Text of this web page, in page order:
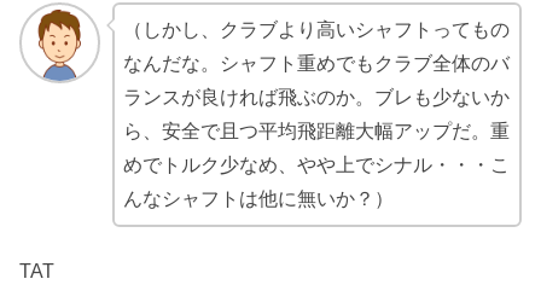
（しかし、クラブより高いシャフトってもの
なんだな。シャフト重めでもクラブ全体のバ
ランスが良ければ飛ぶのか。ブレも少ないか
ら、安全で且つ平均飛距離大幅アップだ。重
めでトルク少なめ、やや上でシナル・・・こ
んなシャフトは他に無いか？）
TAT